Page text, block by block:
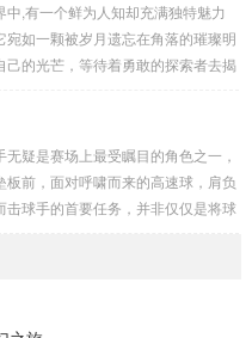
着违背人道、危害全球的勾当。 从
曾经给人类带来过惨痛的教训，在
利用细菌、病毒...
,有一个鲜为人知却充满独特魅力
如一颗被岁月遗忘在角落的璀璨明
己的光芒，等待着勇敢的探索者去揭
入云的山脉连绵起伏，像是大自然
仿佛是大自然赐予这片土地的皇
郁郁葱葱的森林，森林里树木种类繁
，阳光只能透过枝叶的缝隙...
疑是赛场上最受瞩目的角色之一，
前，面对呼啸而来的高速球，肩负
击球手的首要任务，并非仅仅是将球
时间内，准确判断球的速度、方向